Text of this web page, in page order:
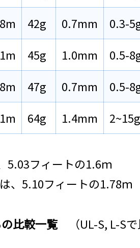
42g 0.7mm 0.3-
45g 1.0mm 0.5-
47g 0.7mm 0.5-
64g 1.4mm 2~15g
5.03フィートの1.6ｍ
、5.10フィートの1.78ｍ
比較一覧（UL-S, L-Sで